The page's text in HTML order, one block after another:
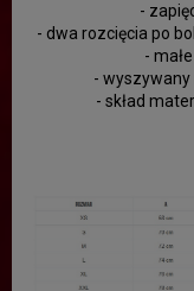
-
- dwa rozcięcia po
-
- wyszywany
- skład